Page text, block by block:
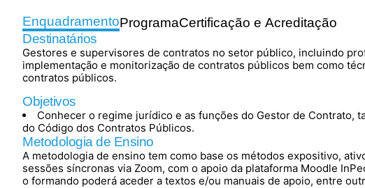
EnquadramentoProgramaCertificação e Acreditação
Destinatários
Gestores e supervisores de contratos no setor público, incluindo
implementação e monitorização de contratos públicos bem como
contratos públicos.
Objetivos
Conhecer o regime jurídico e as funções do Gestor de Contrato,
do Código dos Contratos Públicos.
Metodologia de Ensino
A metodologia de ensino tem como base os métodos expositivo,
sessões síncronas via Zoom, com o apoio da plataforma Moodle
o formando poderá aceder a textos e/ou manuais de apoio, entre